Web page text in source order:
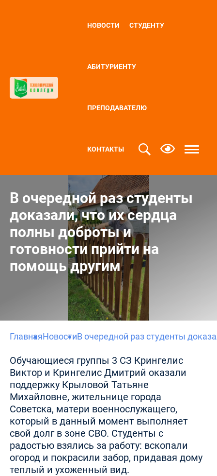
НОВОСТИ СТУДЕНТУ
АБИТУРИЕНТУ
ПРЕПОДАВАТЕЛЮ
КОНТАКТЫ
В очередной раз студенты
доказали, что их сердца
полны доброты и
готовности прийти на
помощь другим
ГлавнаяНовостиВ очередной раз студенты
Обучающиеся группы 3 СЗ Крингелис
Виктор и Крингелис Дмитрий оказали
поддержку Крыловой Татьяне
Михайловне, жительнице города
Советска, матери военнослужащего,
который в данный момент выполняет
свой долг в зоне СВО. Студенты с
радостью взялись за работу: вскопали
огород и покрасили забор, придавая дому
теплый и ухоженный вид.